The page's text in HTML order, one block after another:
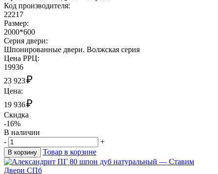
Код производителя:
22217
Размер:
2000*600
Cерия двери:
Шпонированные двери. Волжская серия
Цена РРЦ:
19936
23 923₽
Цена:
19 936₽
Скидка
-16%
В наличии
-
+
В корзину Товар в корзине